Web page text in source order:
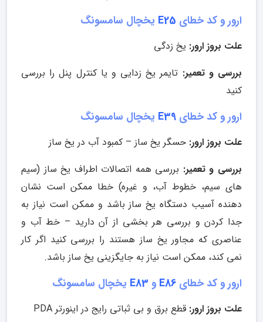
ارور و کد خطای E25 یخچال سامسونگ
علت بروز ارور: یخ زدگی
بررسی و تعمیر: تایمر یخ زدایی و یا کنترل پنل را بررسی
کنید
ارور و کد خطای E39 یخچال سامسونگ
علت بروز ارور: حسگر یخ ساز – کمبود آب در یخ ساز
بررسی و تعمیر: بررسی همه اتصالات اطراف یخ ساز (سیم
های سیم، خطوط آب، و غیره) خطا ممکن است نشان
دهنده آسیب دستگاه یخ ساز باشد و ممکن است نیاز به
جدا کردن و بررسی هر بخشی از آن دارید – خط آب و
عناصری که مجاور یخ ساز هستند را بررسی کنید اگر کار
نمی کند، ممکن است نیاز به جایگزینی یخ ساز باشد.
ارور و کد خطای E86 و E83 یخچال سامسونگ
علت بروز ارور: قطع برق و بی ثباتی رایج در اینورتر PDA